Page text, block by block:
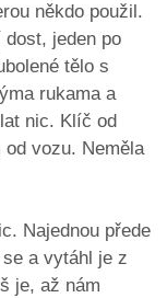
někdo použil.
jeden po
tělo s
rukama a
nic. Klíč od
vozu. Neměla
Najednou přede
a vytáhl je z
je, až nám